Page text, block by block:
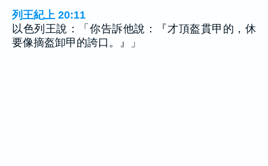
列王紀上 20:11
以色列王說：「你告訴他說：『才頂盔貫甲的，休
要像摘盔卸甲的誇口。』」